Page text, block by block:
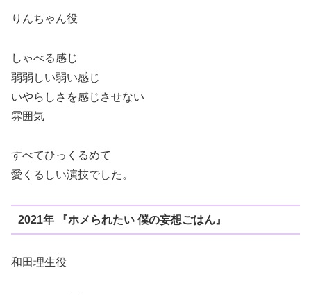
りんちゃん役
しゃべる感じ
弱弱しい弱い感じ
いやらしさを感じさせない
雰囲気
すべてひっくるめて
愛くるしい演技でした。
2021年 『ホメられたい 僕の妄想ごはん』
和田理生役